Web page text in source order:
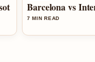
Barcelona vs
7 MIN READ